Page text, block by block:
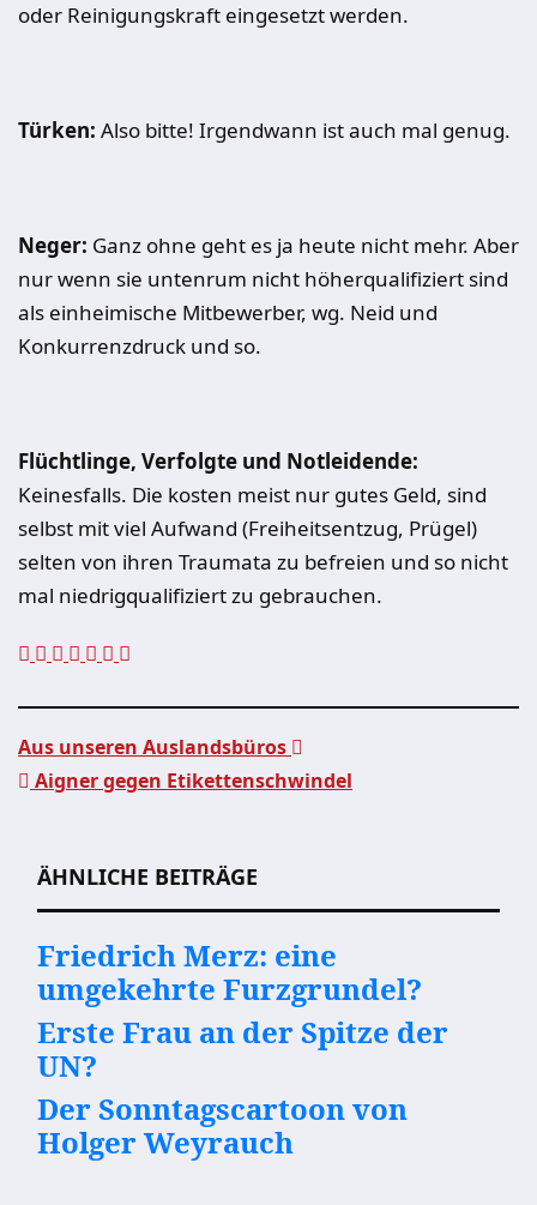
oder Reinigungskraft eingesetzt werden.
Türken: Also bitte! Irgendwann ist auch mal genug.
Neger: Ganz ohne geht es ja heute nicht mehr. Aber
nur wenn sie untenrum nicht höherqualifiziert sind
als einheimische Mitbewerber, wg. Neid und
Konkurrenzdruck und so.
Flüchtlinge, Verfolgte und Notleidende:
Keinesfalls. Die kosten meist nur gutes Geld, sind
selbst mit viel Aufwand (Freiheitsentzug, Prügel)
selten von ihren Traumata zu befreien und so nicht
mal niedrigqualifiziert zu gebrauchen.
Aus unseren Auslandsbüros
Aigner gegen Etikettenschwindel
ÄHNLICHE BEITRÄGE
Friedrich Merz: eine
umgekehrte Furzgrundel?
Erste Frau an der Spitze der
UN?
Der Sonntagscartoon von
Holger Weyrauch